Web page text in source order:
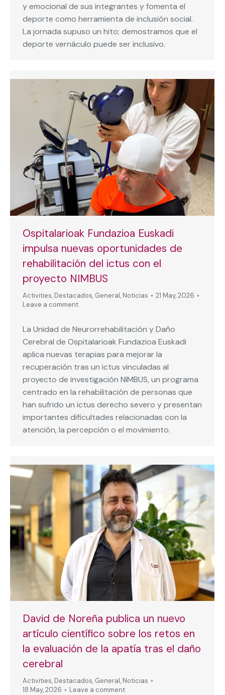
y emocional de sus integrantes y fomenta el
deporte como herramienta de inclusión social.
La jornada supuso un hito; demostramos que el
deporte vernáculo puede ser inclusivo.
Ospitalarioak Fundazioa Euskadi
impulsa nuevas oportunidades de
rehabilitación del ictus con el
proyecto NIMBUS
Activities, Destacados, General, Noticias
21 May, 2026
Leave a comment
La Unidad de Neurorrehabilitación y Daño
Cerebral de Ospitalarioak Fundazioa Euskadi
aplica nuevas terapias para mejorar la
recuperación tras un ictus vinculadas al
proyecto de investigación NIMBUS, un programa
centrado en la rehabilitación de personas que
han sufrido un ictus derecho severo y presentan
importantes dificultades relacionadas con la
atención, la percepción o el movimiento.
David de Noreña publica un nuevo
artículo científico sobre los retos en
la evaluación de la apatía tras el daño
cerebral
Activities, Destacados, General, Noticias
18 May, 2026
Leave a comment